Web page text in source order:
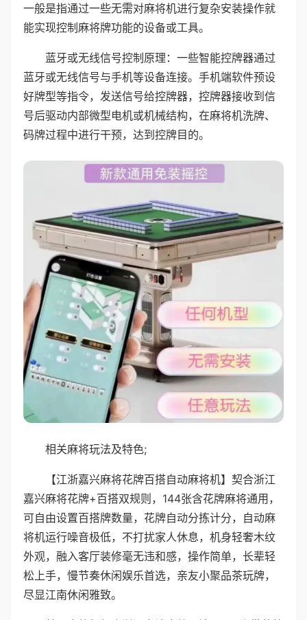
一般是指通过一些无需对麻将机进行复杂安装操作就
能实现控制麻将牌功能的设备或工具。
蓝牙或无线信号控制原理：一些智能控牌器通过
蓝牙或无线信号与手机等设备连接。手机端软件预设
好牌型等指令，发送信号给控牌器，控牌器接收到信
号后驱动内部微型电机或机械结构，在麻将机洗牌、
码牌过程中进行干预，达到控牌目的。
相关麻将玩法及特色;
【江浙嘉兴麻将花牌百搭自动麻将机】契合浙江
嘉兴麻将花牌+百搭双规则，144张含花牌麻将通用，
可自由设置百搭牌数量，花牌自动分拣计分，自动麻
将机运行噪音极低，不打扰家人休息，机身轻奢木纹
外观，融入客厅装修毫无违和感，操作简单，长辈轻
松上手，慢节奏休闲娱乐首选，亲友小聚品茶玩牌，
尽显江南休闲雅致。